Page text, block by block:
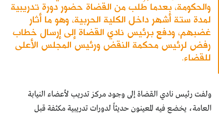
والحكومة، بعدما طُلب من القضاة حضور دورة تدريبية
لمدة ستة أشهر داخل الكلية الحربية، وهو ما أثار
غضبهم، ودفع برئيس نادي القضاة إلى إرسال خطاب
رفض لرئيس محكمة النقض ورئيس المجلس الأعلى
للقضاء.
ولفت رئيس نادي القضاة إلى وجود مركز تدريب لأعضاء النيابة
العامة، يخضع فيه المعينون حديثاً لدورات تدريبية مكثفة قبل